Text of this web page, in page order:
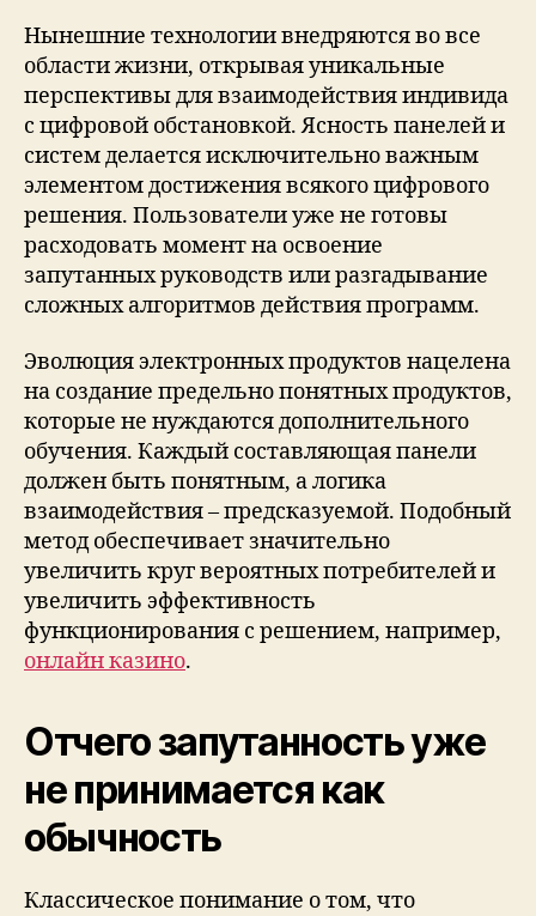
Нынешние технологии внедряются во все
области жизни, открывая уникальные
перспективы для взаимодействия индивида
с цифровой обстановкой. Ясность панелей и
систем делается исключительно важным
элементом достижения всякого цифрового
решения. Пользователи уже не готовы
расходовать момент на освоение
запутанных руководств или разгадывание
сложных алгоритмов действия программ.
Эволюция электронных продуктов нацелена
на создание предельно понятных продуктов,
которые не нуждаются дополнительного
обучения. Каждый составляющая панели
должен быть понятным, а логика
взаимодействия – предсказуемой. Подобный
метод обеспечивает значительно
увеличить круг вероятных потребителей и
увеличить эффективность
функционирования с решением, например,
онлайн казино.
Отчего запутанность уже
не принимается как
обычность
Классическое понимание о том, что